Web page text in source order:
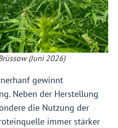
(Juni 2026)
gewinnt
Neben der Herstellung
die Nutzung der
immer stärker